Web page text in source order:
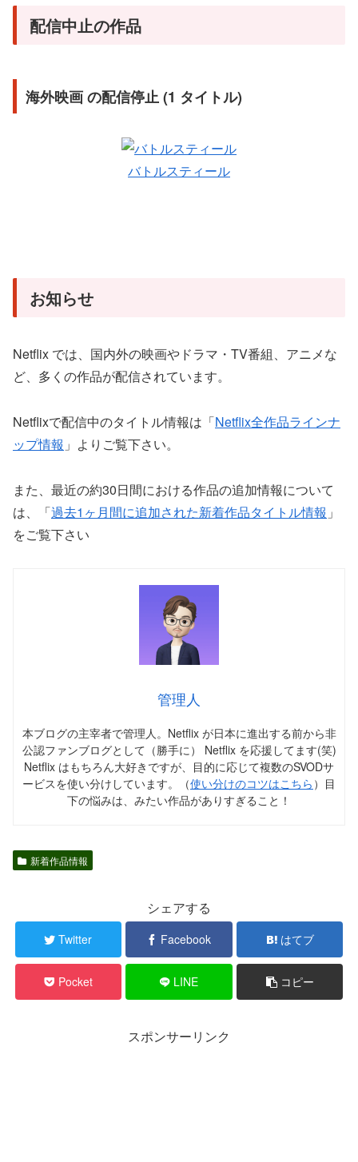
配信中止の作品
海外映画 の配信停止 (1 タイトル)
バトルスティール
お知らせ
Netflix では、国内外の映画やドラマ・TV番組、アニメな
ど、多くの作品が配信されています。
Netflixで配信中のタイトル情報は「Netflix全作品ラインナ
ップ情報 」よりご覧下さい。
また、最近の約30日間における作品の追加情報について
は、「過去1ヶ月間に追加された新着作品タイトル情報 」
をご覧下さい
管理人
本ブログの主宰者で管理人。Netflix が日本に進出する前から非
公認ファンブログとして（勝手に） Netflix を応援してます(笑)
Netflix はもちろん大好きですが、目的に応じて複数のSVODサ
ービスを使い分けしています。（使い分けのコツはこちら ）目
下の悩みは、みたい作品がありすぎること！
新着作品情報
シェアする
Twitter Facebook はてブ
Pocket LINE コピー
スポンサーリンク